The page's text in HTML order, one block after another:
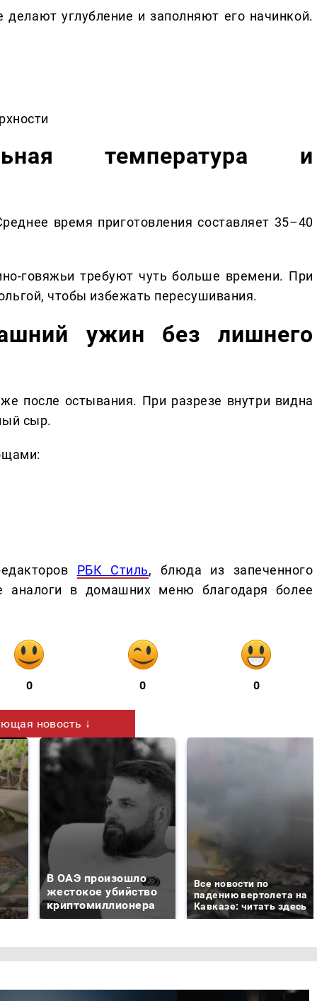
углубление и заполняют его начинкой.
температура и
время приготовления составляет 35–40
говяжьи требуют чуть больше времени. При
чтобы избежать пересушивания.
ужин без лишнего
после остывания. При разрезе внутри видна
сыр.
РБК Стиль, блюда из запеченного
в домашних меню благодаря более
0 0 0
новость ↓
В ОАЭ произошло
жестокое убийство
криптомиллионера
Все новости по
падению вертолета на
Кавказе: читать здесь